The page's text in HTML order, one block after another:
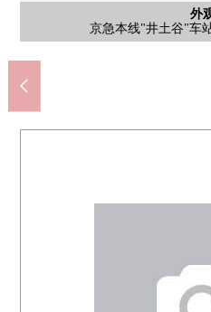
外
京急本线"井土谷"车
入
是具有防盗门
其他
有不在时便利
是用地里面的Mansion专用的自
况详
是用地里面的Mansion专用的自
况详
入
垃圾
便于超市·便利店，邮局等的生
便利的
横滨市立井土
步行8
横滨市立永田
步行15
Mybasket永田东2
步行4
峰会商店井土
步行11
7-Eleven横滨永田东
步行5
全家便利店横滨永田
步行5
COCOKARA FINE
步行8
横滨永田邮
步行5
有井土谷富士
步行7